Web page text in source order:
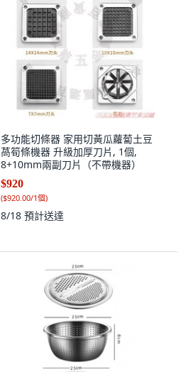
多功能切條器 家用切黃瓜蘿蔔土豆
萵筍條機器 升級加厚刀片, 1個,
8+10mm兩副刀片（不帶機器）
$920
($920.00/1個)
8/18 預計送達